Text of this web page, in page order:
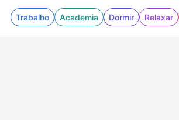
Trabalho Academia Dormir Relaxar